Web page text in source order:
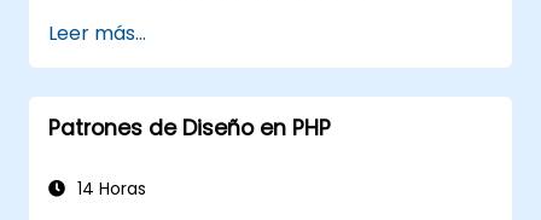
Mejorar la reutilización del código, su
escalabilidad y mantenibilidad.
Refactorizar bases de código existentes
utilizando patrones de diseño.
Leer más...
Patrones de Diseño en PHP
14 Horas